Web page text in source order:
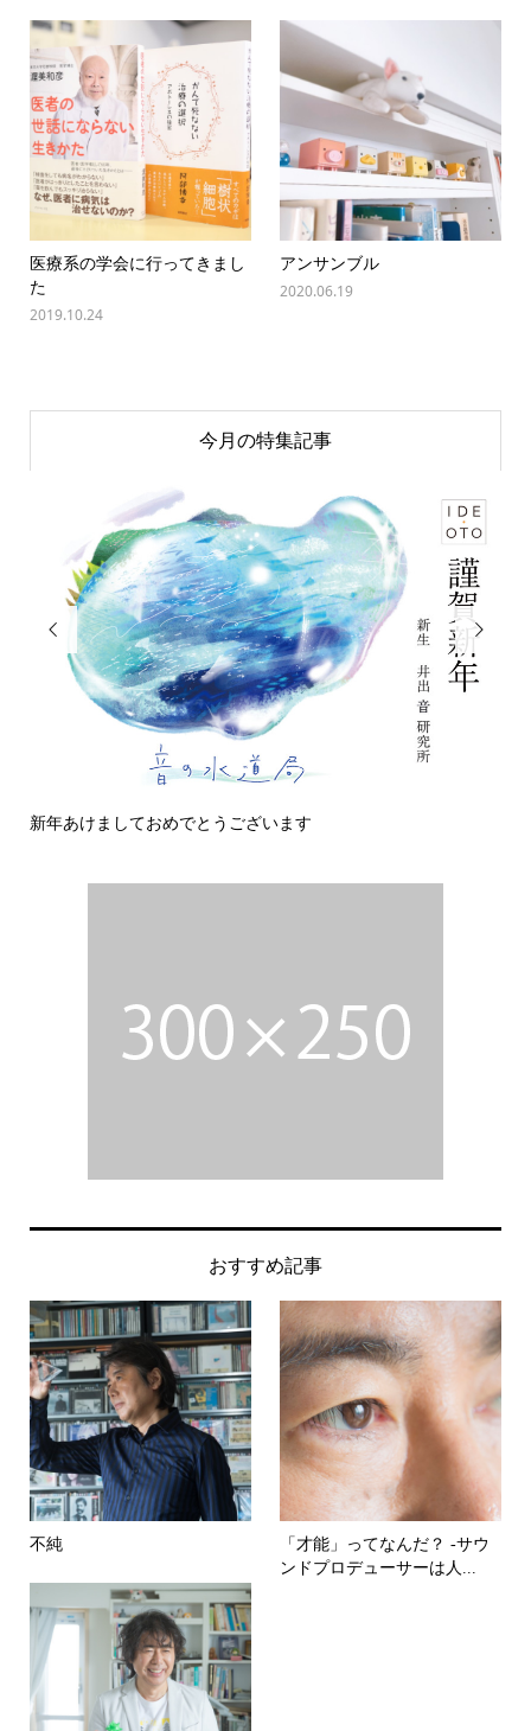
医療系の学会に行ってきまし
た
2019.10.24
アンサンブル
2020.06.19
今月の特集記事

新年あけましておめでとうございます

おすすめ記事
不純
「才能」ってなんだ？ -サウ
ンドプロデューサーは人...